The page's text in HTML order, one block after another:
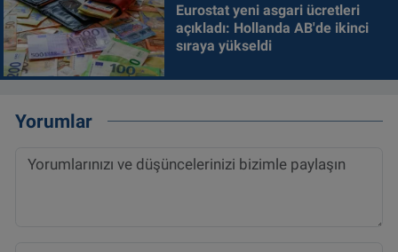
Eurostat yeni asgari ücretleri
açıkladı: Hollanda AB'de ikinci
sıraya yükseldi
Yorumlar